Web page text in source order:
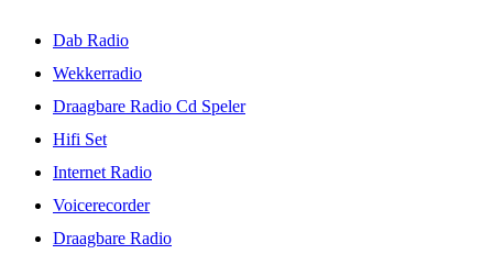
Dab Radio
Wekkerradio
Draagbare Radio Cd Speler
Hifi Set
Internet Radio
Voicerecorder
Draagbare Radio